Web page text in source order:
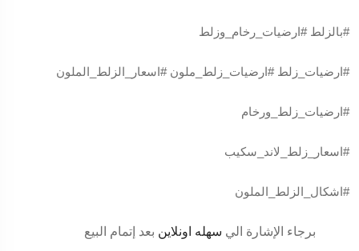
#بالزلط #ارضيات_رخام_وزلط
#ارضيات_زلط #ارضيات_زلط_ملون #اسعار_الزلط_الملون
#ارضيات_زلط_ورخام
#اسعار_زلط_لاند_سكيب
#اشكال_الزلط_الملون
برجاء الإشارة الي سهله اونلاين بعد إتمام البيع